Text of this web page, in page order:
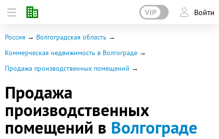
VIP Войти
Россия
Волгоградская область
Коммерческая недвижимость в Волгограде
Продажа производственных помещений
Продажа
производственных
помещений в Волгограде